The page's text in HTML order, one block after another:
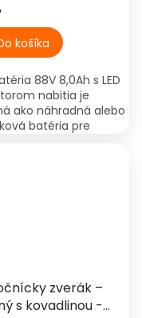
košíka
88V 8,0Ah s LED
nabitia je
ako náhradná alebo
batéria pre
zverák –
s kovadlinou -